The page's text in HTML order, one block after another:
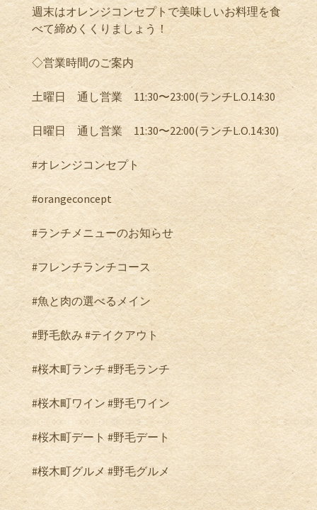
週末はオレンジコンセプトで美味しいお料理を食
べて締めくくりましょう！
◇営業時間のご案内
土曜日 通し営業 11:30〜23:00(ランチL.O.14:30
日曜日 通し営業 11:30〜22:00(ランチL.O.14:30)
#オレンジコンセプト
#orangeconcept
#ランチメニューのお知らせ
#フレンチランチコース
#魚と肉の選べるメイン
#野毛飲み #テイクアウト
#桜木町ランチ #野毛ランチ
#桜木町ワイン #野毛ワイン
#桜木町デート #野毛デート
#桜木町グルメ #野毛グルメ